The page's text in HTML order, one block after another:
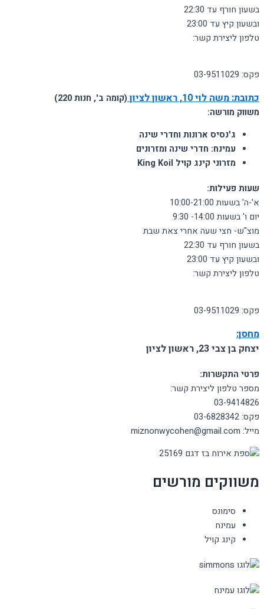
בשעון חורף עד 22:30
ובשעון קיץ עד 23:00
טלפון ליצירת קשר:
פקס: 03-9511029
כתובת:משה לוי 10, ראשון לציון
(קומה ב', חנות 220)
משווק מורשה:
ג'נסיס ארונות וחדרי שינה
עמינח: חדרי שינה ומזרונים
מזרוני קינג קויל King Koil
שעות פעילות:
א'-ה' בשעות 10:00-21:00
יום ו' בשעות 14:00- 9:30
מוצ"ש- חצי שעה אחרי צאת שבת
בשעון חורף עד 22:30
ובשעון קיץ עד 23:00
טלפון ליצירת קשר:
פקס: 03-9511029
מחסן:
יצחק בן צבי 23, ראשון לציון
פרטי התקשרות:
מספר טלפון ליצירת קשר:
03-9414826
פקס: 03-6828342
מייל: miznonwycohen@gmail.com
משווקים מורשים
סימונס
עמינח
קינג קויל